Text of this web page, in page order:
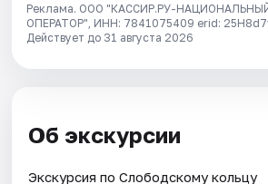
Реклама. ООО "КАССИР.РУ-
ОПЕРАТОР", ИНН: 7841075409 erid:
Действует до 31 августа 2026
Об экскурсии
Экскурсия по Слободскому кольцу